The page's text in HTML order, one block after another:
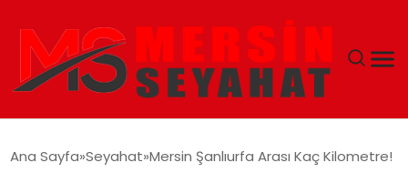
Ana Sayfa Seyahat Mersin Şanlıurfa Arası Kaç Kilometre!